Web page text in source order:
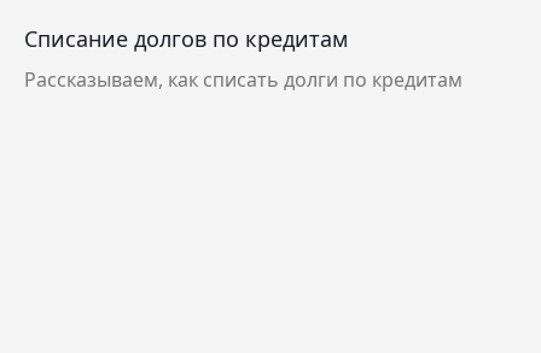
Списание долгов по кредитам
Рассказываем, как списать долги по кредитам